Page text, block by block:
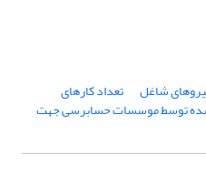
شاغل تعداد کارهای
توسط موسسات حسابرسی جهت